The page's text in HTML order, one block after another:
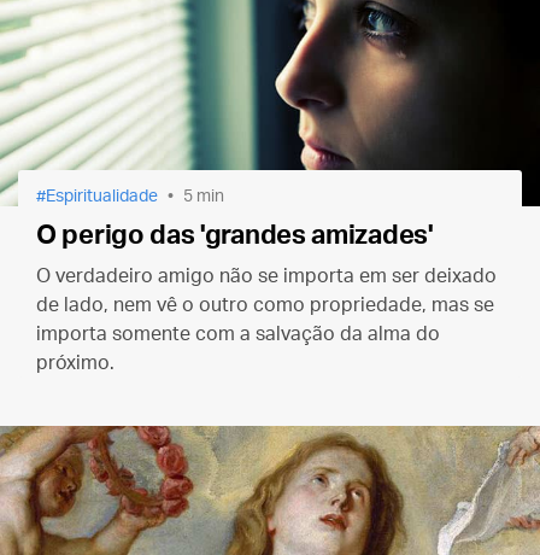
Espiritualidade 5 min
O perigo das 'grandes amizades'
O verdadeiro amigo não se importa em ser deixado
de lado, nem vê o outro como propriedade, mas se
importa somente com a salvação da alma do
próximo.